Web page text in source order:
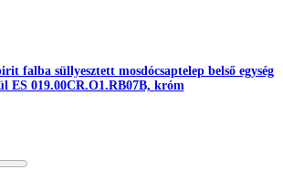
falba süllyesztett mosdócsaptelep belső egység
ES 019.00CR.O1.RB07B, króm